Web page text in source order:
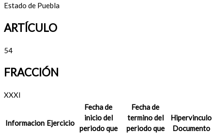
Estado de Puebla
ARTÍCULO
54
FRACCIÓN
XXXI
Informacion Ejercicio
Fecha de
inicio del
periodo que
Fecha de
termino del
periodo que
Hipervinculo
Documento